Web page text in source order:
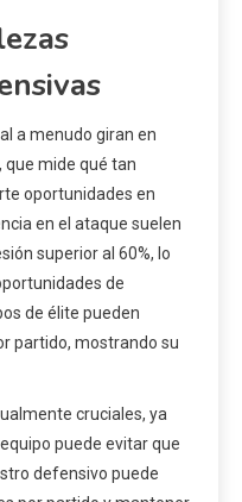
a menudo giran en
que mide qué tan
oportunidades en
en el ataque suelen
superior al 60%, lo
de
de élite pueden
partido, mostrando su
cruciales, ya
puede evitar que
defensivo puede